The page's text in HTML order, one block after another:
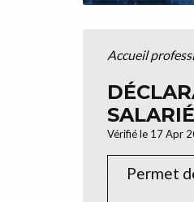
Accueil
Vérifié le 17 Apr
Permet